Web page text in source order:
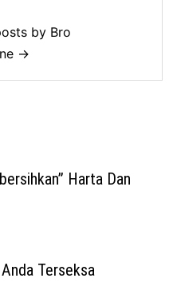
by Bro
→
Harta Dan
Terseksa